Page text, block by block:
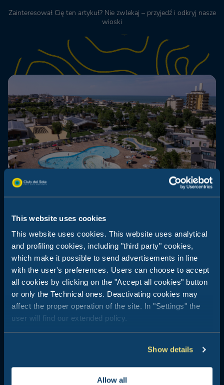
This website uses cookies
This website uses cookies. This website uses analytical
and profiling cookies, including "third party" cookies,
which make it possible to send advertisements in line
with the user's preferences. Users can choose to accept
all cookies by clicking on the "Accept all cookies" button
or only the Technical ones. Deactivating cookies may
affect the proper operation of the site. In "Settings" the
user will find our extended policy.
Show details
Allow all
Zainteresował Cię ten artykuł? Nie zwlekaj – przyjedź i odkryj nasze
wioski
Rimini Family Resort
Viserba (Rimini) - Emilia Romagna
Są tacy, którzy nigdy nie doświadczyli snu pod gwiazdami: na
co czekasz? Przyjedź i doświadcz magii w Rimini Family
Idealne miejsce, aby odkryć Rimini i jego życie nocne
Mnóstwo atrakcji dla całej rodziny
Park wodny w wiosce